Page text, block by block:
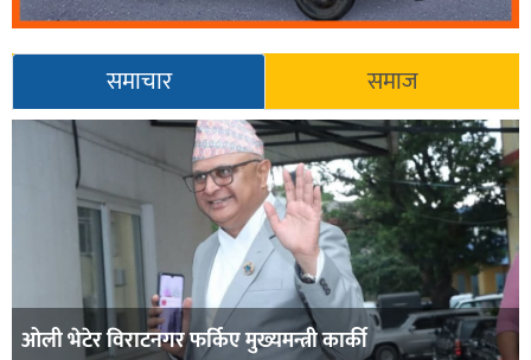
समाचार समाज
ओली भेटेर विराटनगर फर्किए मुख्यमन्त्री कार्की